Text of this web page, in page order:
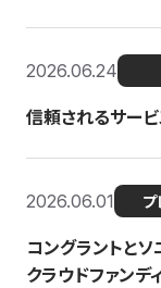
2026.06.24
信頼されるサー
2026.06.01 プ
コングラントと
クラウドファン